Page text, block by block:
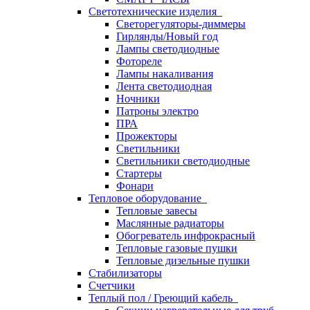
Светотехнические изделия
Светорегуляторы-диммеры
Гирлянды/Новый год
Лампы светодиодные
Фотореле
Лампы накаливания
Лента светодиодная
Ночники
Патроны электро
ПРА
Прожекторы
Светильники
Светильники светодиодные
Стартеры
Фонари
Тепловое оборудование
Тепловые завесы
Маслянные радиаторы
Обогреватель инфрокрасный
Тепловые газовые пушки
Тепловые дизельные пушки
Стабилизаторы
Счетчики
Теплый пол / Греющий кабель